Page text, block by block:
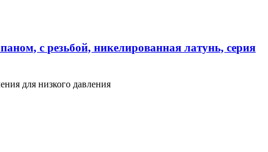
с резьбой, никелированная латунь, серия
для низкого давления